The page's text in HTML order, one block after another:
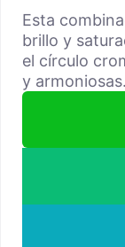
Esta
brillo y
el círculo
y armoniosas.